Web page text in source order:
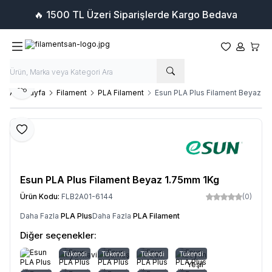
🔥 1500 TL Üzeri Siparişlerde Kargo Bedava
Favorilerim
Hesabım
Ana Sayfa Filament PLA Filament Esun PLA Plus Filament Beyaz
Favoriye Ekle
Paylaş
Esun PLA Plus Filament Beyaz 1.75mm 1Kg
Ürün Kodu: FLB2A01-6144 (0)
Daha Fazla PLA PlusDaha Fazla PLA Filament
Diğer seçenekler:
Tükendi
Koyu Mavi Tükendi
Gümüş Tükendi
Sarı Tükendi
Zeytin
Yeşil